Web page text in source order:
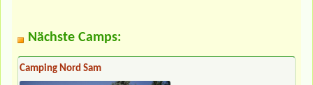
Nächste Camps:
Camping Nord Sam